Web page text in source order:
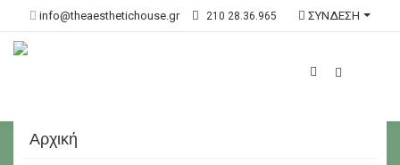
info@theaesthetichouse.gr 210 28.36.965 ΣΥΝΔΕΣΗ
Αρχική